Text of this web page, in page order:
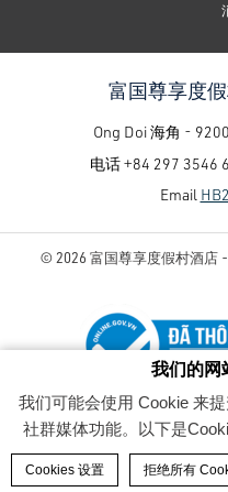
我们的
我们可能会使用 Cookie 来
社群媒体功能。以下是
Cookies 设置 拒绝所有
富国尊享度
Ong Doi 海角 -
电话+84 297 3546
Email
© 2026 富国尊享度假村酒店
富国尊享度假村酒店 - 雅高管理 -